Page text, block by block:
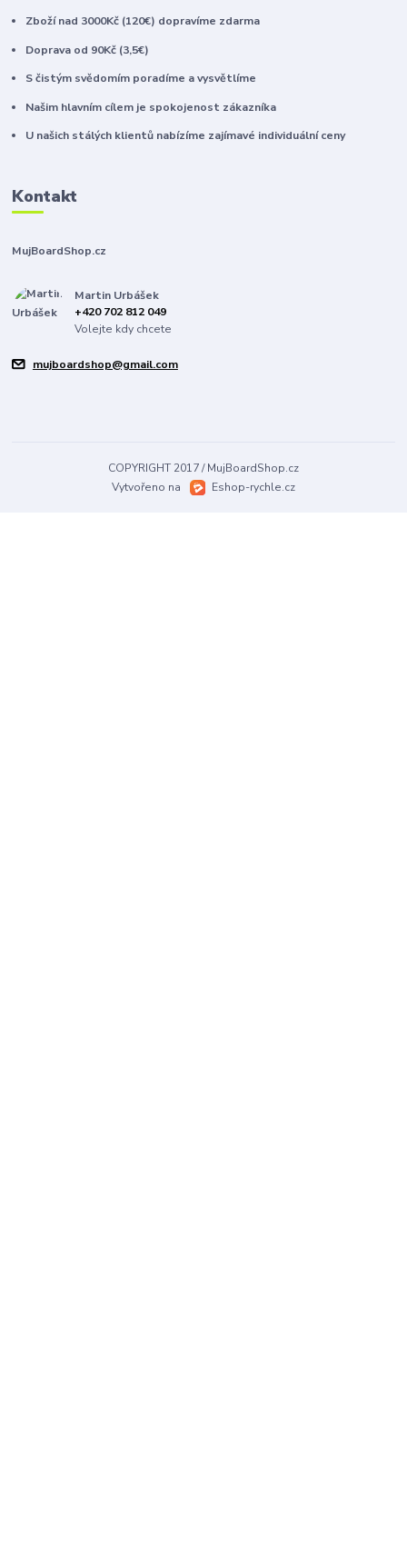
Zboží nad 3000Kč (120€) dopravíme zdarma
Doprava od 90Kč (3,5€)
S čistým svědomím poradíme a vysvětlíme
Našim hlavním cílem je spokojenost zákazníka
U našich stálých klientů nabízíme zajímavé individuální ceny
Kontakt
MujBoardShop.cz
Martin Urbášek
+420 702 812 049
Volejte kdy chcete
mujboardshop@gmail.com
COPYRIGHT 2017 / MujBoardShop.cz
Vytvořeno na
Eshop-rychle.cz